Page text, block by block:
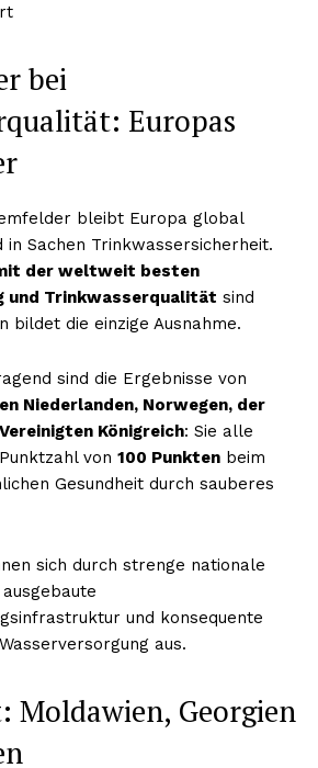
bei
Europas
bleibt Europa global
Sachen Trinkwassersicherheit.
der weltweit besten
und Trinkwasserqualität sind
bildet die einzige Ausnahme.
sind die Ergebnisse von
Niederlanden, Norwegen, der
Vereinigten Königreich: Sie alle
von 100 Punkten beim
Gesundheit durch sauberes
sich durch strenge nationale
und konsequente
aus.
Moldawien, Georgien